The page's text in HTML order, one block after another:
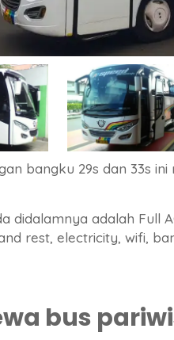
bangku 29s dan 33s
didalamnya adalah Full
rest, electricity, wifi,
bus